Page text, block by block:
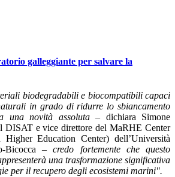
galleggiante per salvare la
biodegradabili e biocompatibili capaci
in grado di ridurre lo sbiancamento
una novità assoluta– dichiara Simone
DISAT e vice direttore del MaRHE Center
Higher Education Center) dell’Università
Bicocca –credo fortemente che questo
una trasformazione significativa
per il recupero degli ecosistemi marini".